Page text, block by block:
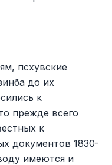
псхувские
до их
к
прежде всего
к
документов 1830-
имеются и